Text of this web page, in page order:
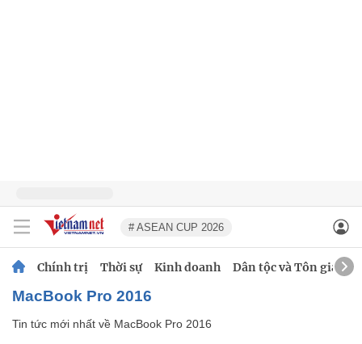
# ASEAN CUP 2026
Chính trị Thời sự Kinh doanh Dân tộc và Tôn giáo
MacBook Pro 2016
Tin tức mới nhất về MacBook Pro 2016